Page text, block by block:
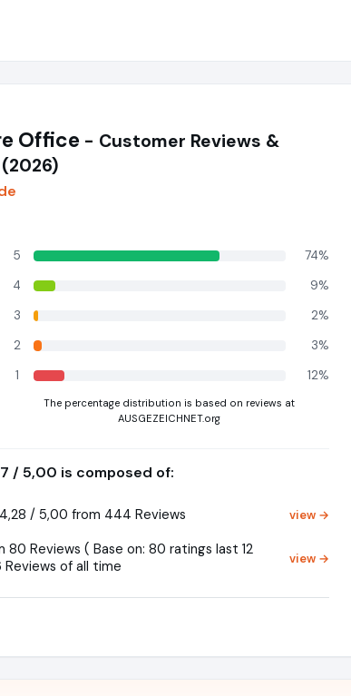
Office - Customer Reviews &
5
74%
4
9%
3
2%
2
3%
1
12%
The percentage distribution is based on reviews at
AUSGEZEICHNET.org
/ 5,00 is composed of:
/ 5,00 from 444 Reviews view →
Reviews ( Base on: 80 ratings last 12
of all time
view →